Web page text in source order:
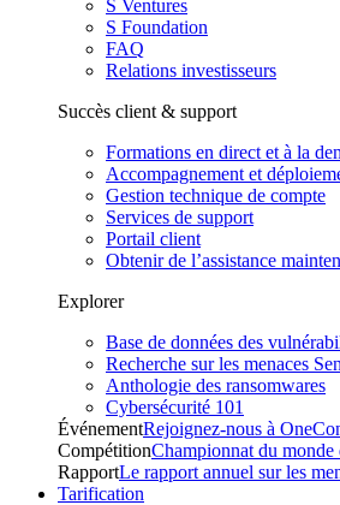
S Ventures
S Foundation
FAQ
Relations investisseurs
Succès client & support
Formations en direct et à la
Accompagnement et
Gestion technique de compte
Services de support
Portail client
Obtenir de l’assistance
Explorer
Base de données des
Recherche sur les menaces
Anthologie des ransomwares
Cybersécurité 101
ÉvénementRejoignez-nous à
CompétitionChampionnat du
RapportLe rapport annuel sur les
Tarification